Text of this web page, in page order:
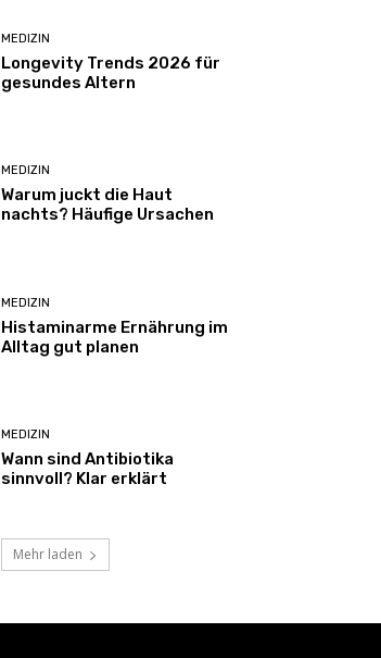
MEDIZIN
Longevity Trends 2026 für
gesundes Altern
MEDIZIN
Warum juckt die Haut
nachts? Häufige Ursachen
MEDIZIN
Histaminarme Ernährung im
Alltag gut planen
MEDIZIN
Wann sind Antibiotika
sinnvoll? Klar erklärt
Mehr laden